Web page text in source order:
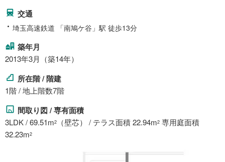
交通
埼玉高速鉄道 「南鳩ケ谷」駅 徒歩13分
築年月
2013年3月（築14年）
所在階 / 階建
1階 / 地上階数7階
間取り図 / 専有面積
3LDK / 69.51m2 （壁芯） / テラス面積 22.94m2 専用庭面積
32.23m2